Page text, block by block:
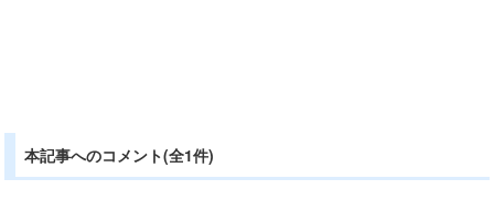
本記事へのコメント(全1件)